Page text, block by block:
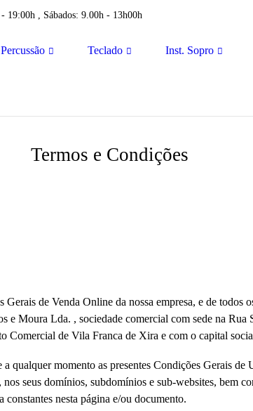
19:00h , Sábados: 9.00h - 13h00h
Teclado Inst. Sopro
Termos e Condições
de Venda Online da nossa empresa, e de
Moura Lda. , sociedade comercial com sede na
Comercial de Vila Franca de Xira e com o capital
momento as presentes Condições Gerais de
seus domínios, subdomínios e sub-websites, bem
constantes nesta página e/ou documento.